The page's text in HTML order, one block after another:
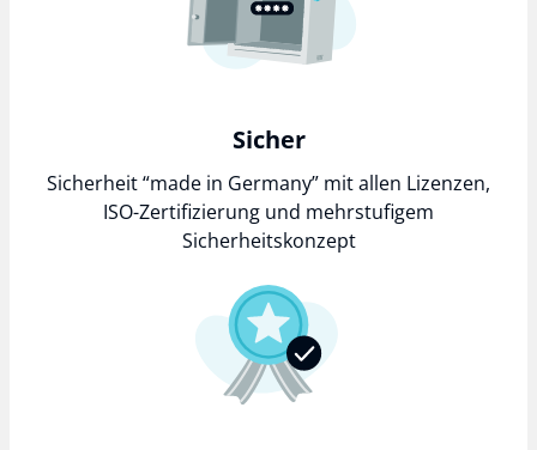
Sicher
Sicherheit “made in Germany” mit allen Lizenzen,
ISO-Zertifizierung und mehrstufigem
Sicherheitskonzept